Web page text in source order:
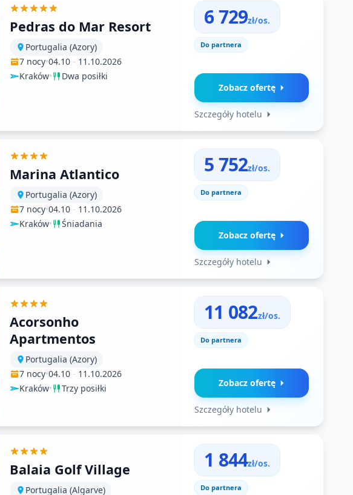
Pedras do Mar Resort
Portugalia (Azory)
7 nocy•04.10 - 11.10.2026
Kraków• Dwa posiłki
6 729zł/os.
Do partnera
Zobacz ofertę
Szczegóły hotelu
Marina Atlantico
Portugalia (Azory)
7 nocy•04.10 - 11.10.2026
Kraków• Śniadania
5 752zł/os.
Do partnera
Zobacz ofertę
Szczegóły hotelu
Acorsonho
Apartmentos
Portugalia (Azory)
7 nocy•04.10 - 11.10.2026
Kraków• Trzy posiłki
11 082zł/os.
Do partnera
Zobacz ofertę
Szczegóły hotelu
Balaia Golf Village
Portugalia (Algarve)
1 844zł/os.
Do partnera